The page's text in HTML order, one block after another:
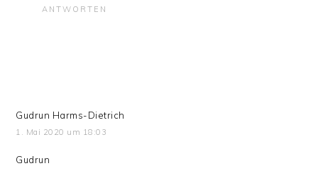
ANTWORTEN
Gudrun Harms-Dietrich
1. Mai 2020 um 18:03
Gudrun